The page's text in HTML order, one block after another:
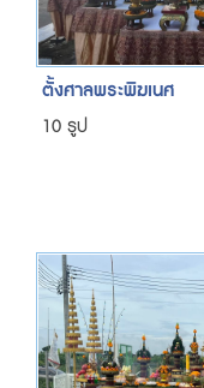
ตั้งศาลพระพิฆเนศ
10 รูป